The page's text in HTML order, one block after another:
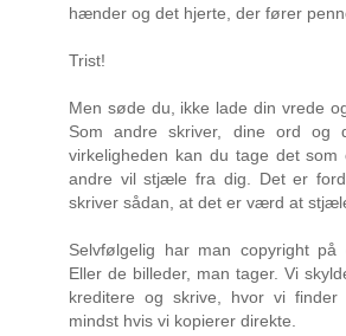
hænder og det hjerte, der fører
Trist!
Men søde du, ikke lade din vrede
Som andre skriver, dine ord
virkeligheden kan du tage det
andre vil stjæle fra dig. Det er
skriver sådan, at det er værd at
Selvfølgelig har man copyright på
Eller de billeder, man tager. Vi
kreditere og skrive, hvor vi finder
mindst hvis vi kopierer direkte.